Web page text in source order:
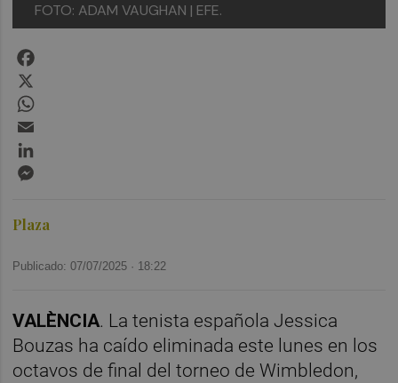
FOTO: ADAM VAUGHAN | EFE.
Plaza
Publicado: 07/07/2025 · 18:22
VALÈNCIA. La tenista española Jessica
Bouzas ha caído eliminada este lunes en los
octavos de final del torneo de Wimbledon,